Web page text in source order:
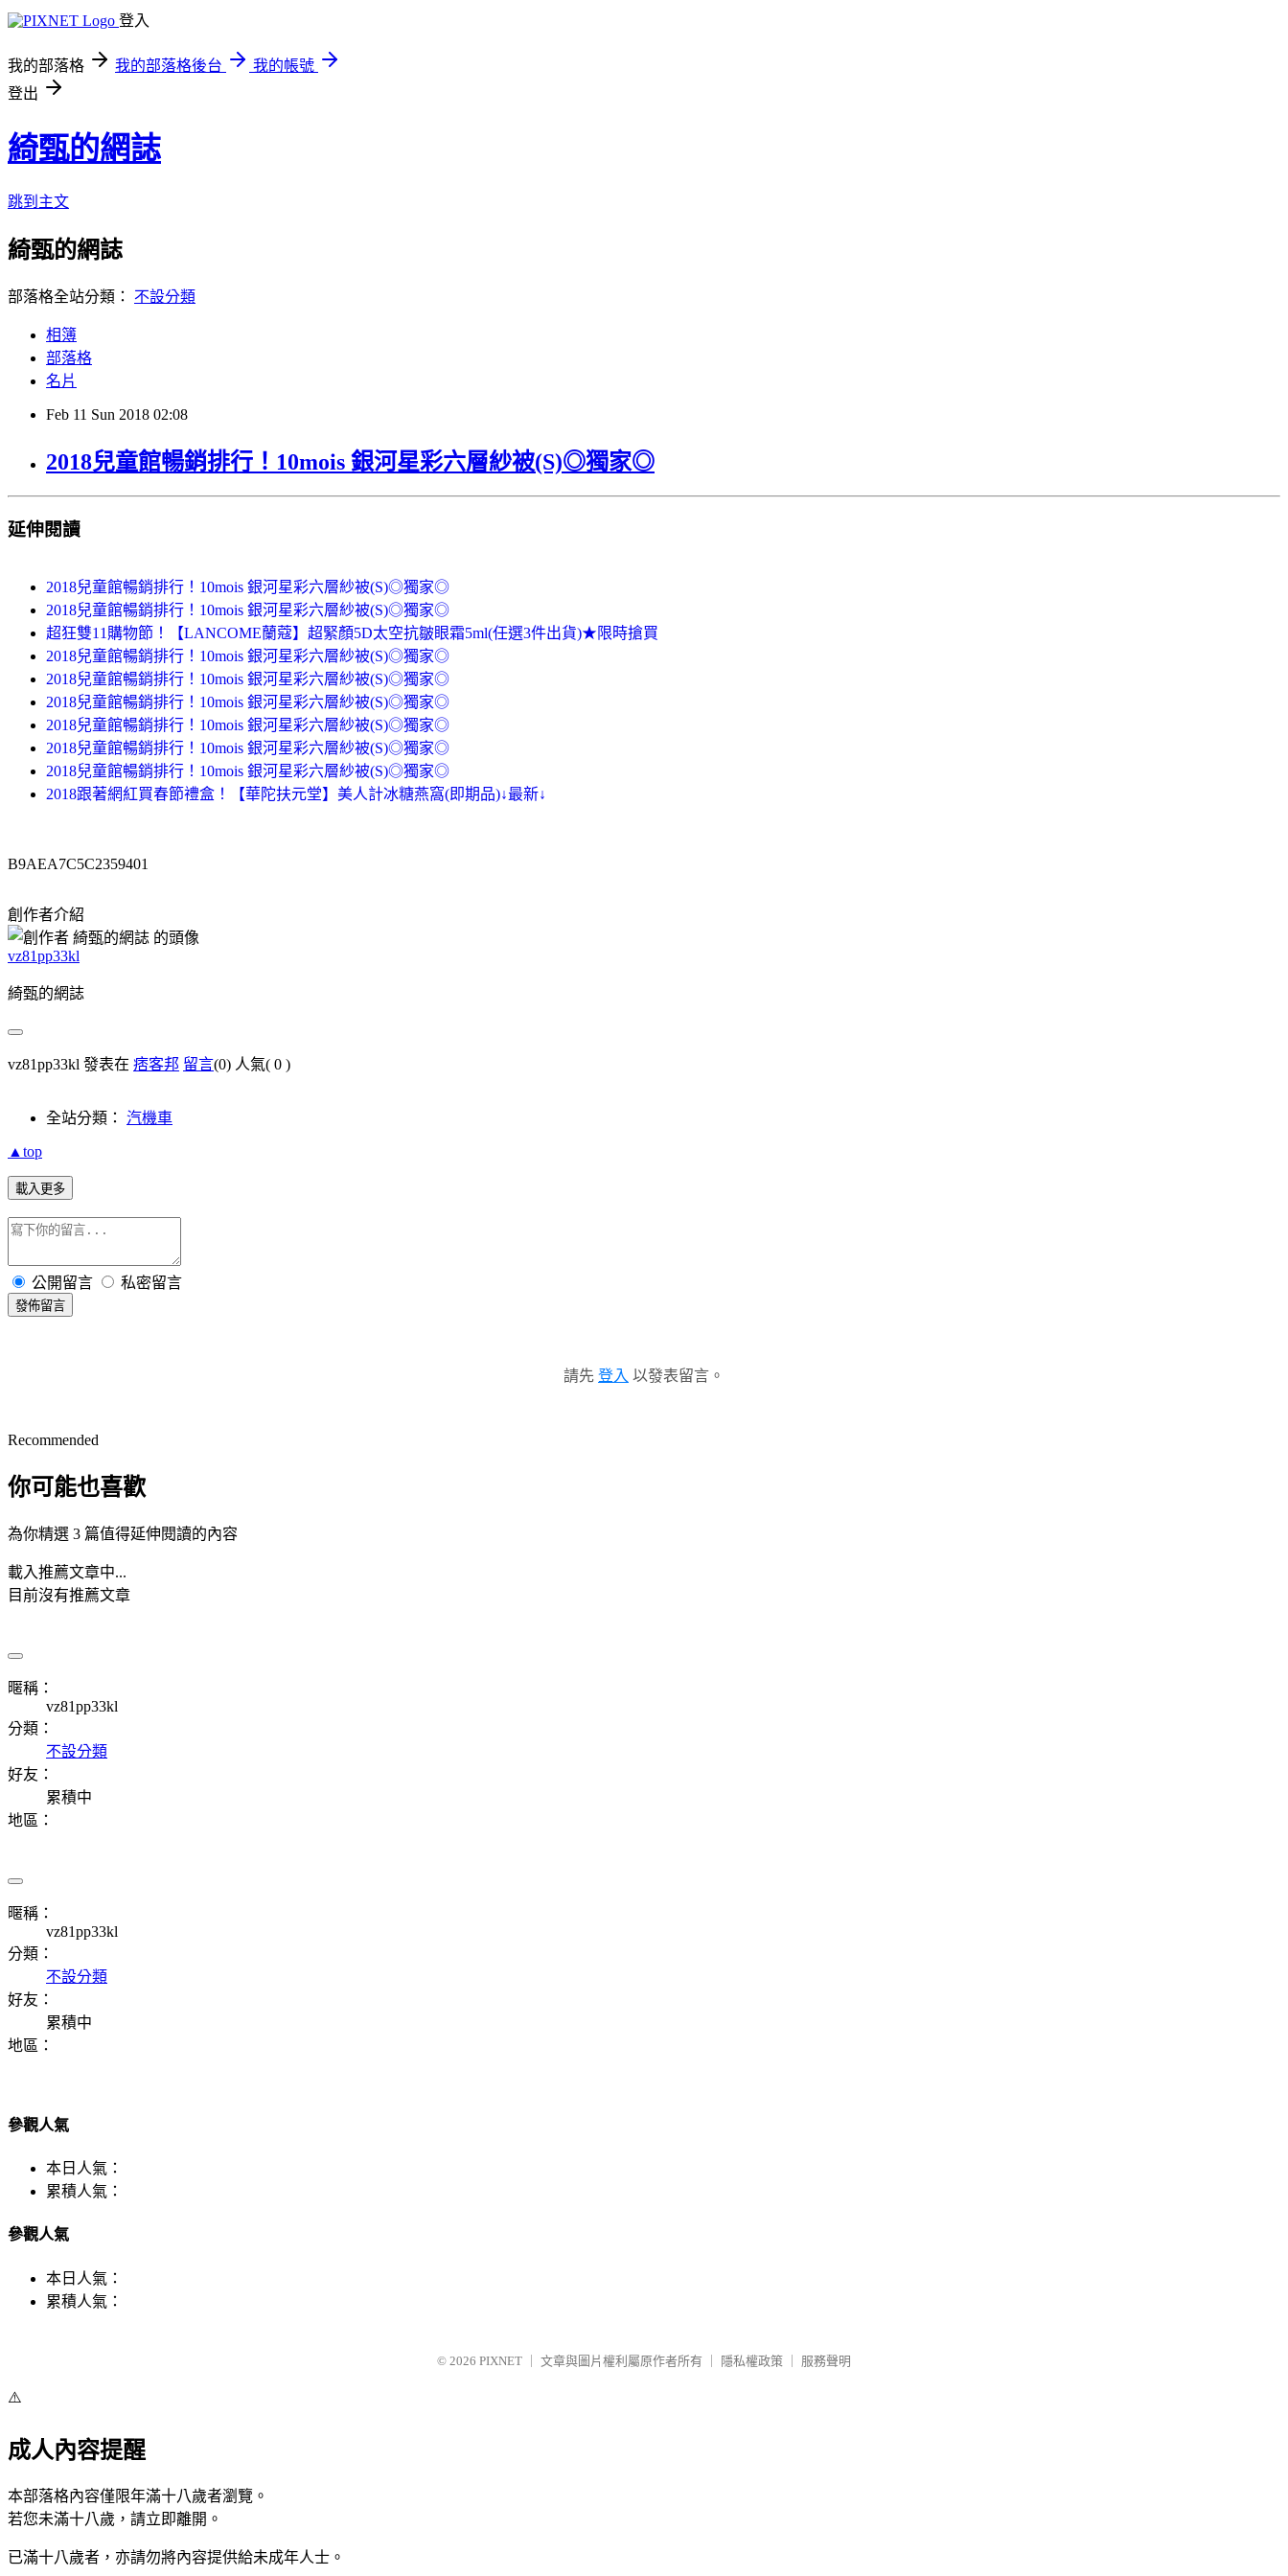
登入
我的部落格 我的部落格後台
我的帳號
登出
綺甄的網誌
跳到主文
綺甄的網誌
部落格全站分類： 不設分類
相簿
部落格
名片
Feb 11 Sun 2018 02:08
2018兒童館暢銷排行！10mois 銀河星彩六層紗被(S)◎獨家◎
延伸閱讀
2018兒童館暢銷排行！10mois 銀河星彩六層紗被(S)◎獨家◎
2018兒童館暢銷排行！10mois 銀河星彩六層紗被(S)◎獨家◎
超狂雙11購物節！【LANCOME蘭蔻】超緊顏5D太空抗皺眼霜5ml(任選3件出貨)★限時搶買
2018兒童館暢銷排行！10mois 銀河星彩六層紗被(S)◎獨家◎
2018兒童館暢銷排行！10mois 銀河星彩六層紗被(S)◎獨家◎
2018兒童館暢銷排行！10mois 銀河星彩六層紗被(S)◎獨家◎
2018兒童館暢銷排行！10mois 銀河星彩六層紗被(S)◎獨家◎
2018兒童館暢銷排行！10mois 銀河星彩六層紗被(S)◎獨家◎
2018兒童館暢銷排行！10mois 銀河星彩六層紗被(S)◎獨家◎
2018跟著網紅買春節禮盒！【華陀扶元堂】美人計冰糖燕窩(即期品)↓最新↓
B9AEA7C5C2359401
創作者介紹
vz81pp33kl
綺甄的網誌
vz81pp33kl 發表在 痞客邦 留言(0) 人氣( 0 )
全站分類： 汽機車
▲top
載入更多
公開留言 私密留言
發佈留言
請先 登入 以發表留言。
Recommended
你可能也喜歡
為你精選 3 篇值得延伸閱讀的內容
載入推薦文章中...
目前沒有推薦文章
暱稱：
vz81pp33kl
分類：
不設分類
好友：
累積中
地區：
暱稱：
vz81pp33kl
分類：
不設分類
好友：
累積中
地區：
參觀人氣
本日人氣：
累積人氣：
參觀人氣
本日人氣：
累積人氣：
© 2026 PIXNET 文章與圖片權利屬原作者所有 隱私權政策 服務聲明
⚠️
成人內容提醒
本部落格內容僅限年滿十八歲者瀏覽。
若您未滿十八歲，請立即離開。
已滿十八歲者，亦請勿將內容提供給未成年人士。